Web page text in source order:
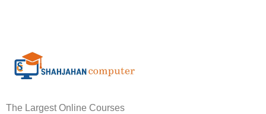
The Largest Online Courses